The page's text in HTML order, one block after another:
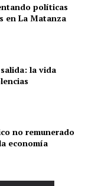
políticas
en La Matanza
la vida
no remunerado
economía